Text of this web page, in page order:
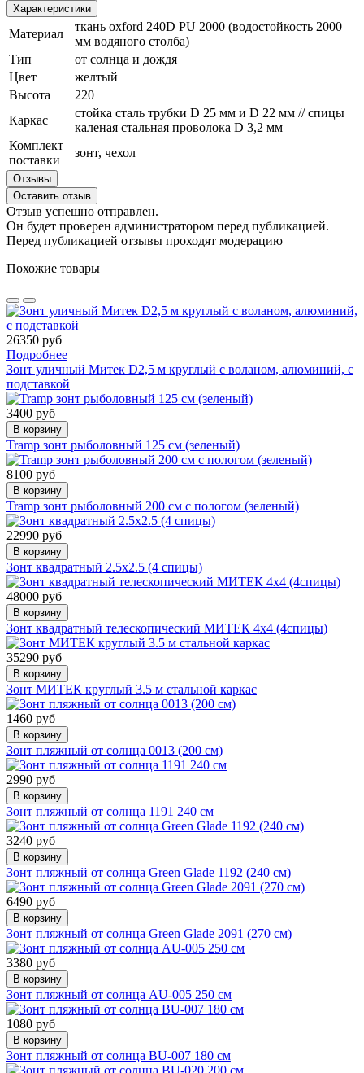
Характеристики
Материал
ткань oxford 240D PU 2000 (водостойкость 2000
мм водяного столба)
Тип
от солнца и дождя
Цвет
желтый
Высота
220
Каркас
стойка сталь трубки D 25 мм и D 22 мм // спицы
каленая стальная проволока D 3,2 мм
Комплект
поставки
зонт, чехол
Отзывы
Оставить отзыв
Отзыв успешно отправлен.
Он будет проверен администратором перед публикацией.
Перед публикацией отзывы проходят модерацию
Похожие товары
26350 руб
Подробнее
Зонт уличный Митек D2,5 м круглый с воланом, алюминий, с
подставкой
3400 руб
В корзину
Tramp зонт рыболовный 125 см (зеленый)
8100 руб
В корзину
Tramp зонт рыболовный 200 см с пологом (зеленый)
22990 руб
В корзину
Зонт квадратный 2.5х2.5 (4 спицы)
48000 руб
В корзину
Зонт квадратный телескопический МИТЕК 4х4 (4спицы)
35290 руб
В корзину
Зонт МИТЕК круглый 3.5 м стальной каркас
1460 руб
В корзину
Зонт пляжный от солнца 0013 (200 см)
2990 руб
В корзину
Зонт пляжный от солнца 1191 240 см
3240 руб
В корзину
Зонт пляжный от солнца Green Glade 1192 (240 см)
6490 руб
В корзину
Зонт пляжный от солнца Green Glade 2091 (270 см)
3380 руб
В корзину
Зонт пляжный от солнца AU-005 250 см
1080 руб
В корзину
Зонт пляжный от солнца BU-007 180 см